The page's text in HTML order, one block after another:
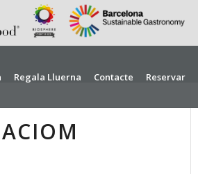
Regala Lluerna Contacte Reservar